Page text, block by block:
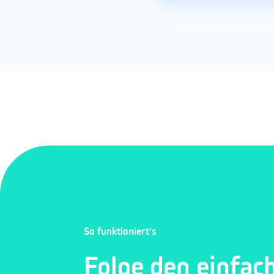
So funktioniert's
Folge den